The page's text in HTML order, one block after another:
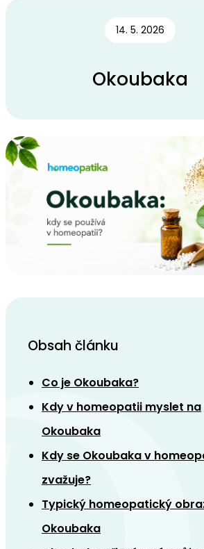
14. 5. 2026
Okoubaka
Obsah článku
Co je Okoubaka?
Kdy v homeopatii myslet na
Okoubaka
Kdy se Okoubaka v
zvažuje?
Typický homeopatický
Okoubaka